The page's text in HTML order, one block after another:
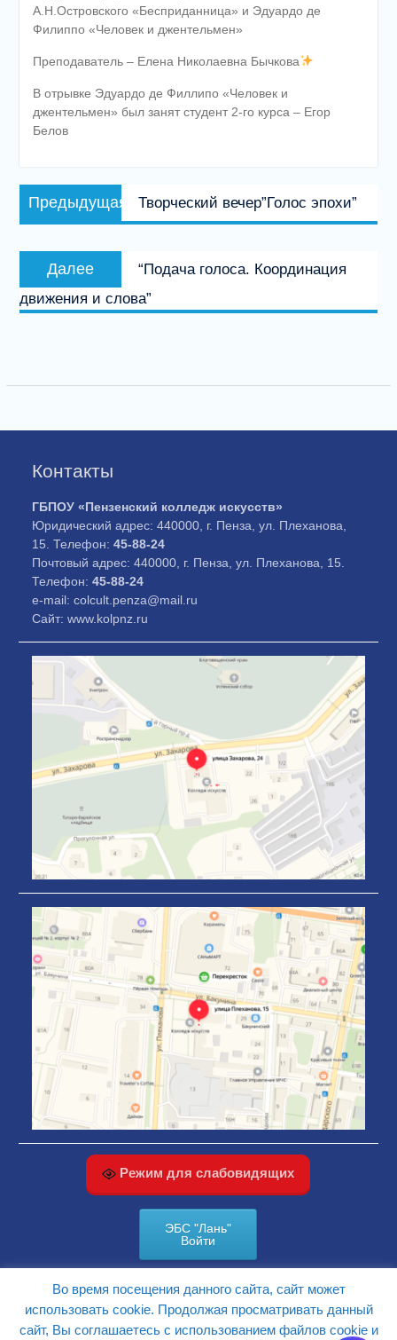
А.Н.Островского «Бесприданница» и Эдуардо де
Филиппо «Человек и джентельмен»
Преподаватель – Елена Николаевна Бычкова
В отрывке Эдуардо де Филлипо «Человек и
джентельмен» был занят студент 2-го курса – Егор
Белов
Навигация
по
Предыдущая
Предыдущая
запись:
Творческий вечер”Голос эпохи”
Далее
запись:
“Подача голоса. Координация
движения и слова”
Контакты
ГБПОУ «Пензенский колледж искусств»
Юридический адрес: 440000, г. Пенза, ул. Плеханова,
15. Телефон:45-88-24
Почтовый адрес: 440000, г. Пенза, ул. Плеханова, 15.
Телефон:45-88-24
e-mail: colcult.penza@mail.ru
Сайт: www.kolpnz.ru
Режим для слабовидящих
ЭБС "Лань"
Войти
КАРТА САЙТА
Во время посещения данного сайта, сайт может
использовать cookie. Продолжая просматривать данный
сайт, Вы соглашаетесь с использованием файлов cookie и